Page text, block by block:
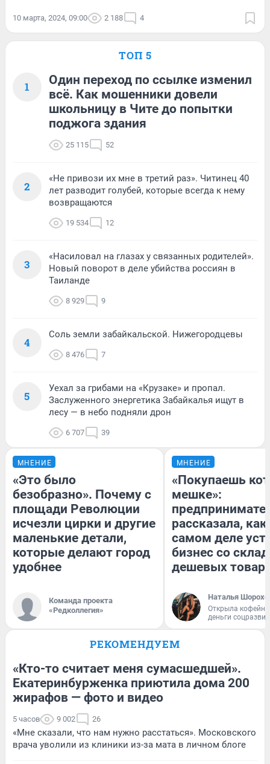
10 марта, 2024, 09:00 2 188 4
ТОП 5
1
Один переход по ссылке изменил
всё. Как мошенники довели
школьницу в Чите до попытки
поджога здания
25 115 52
2
«Не привози их мне в третий раз». Читинец 40
лет разводит голубей, которые всегда к нему
возвращаются
19 534 12
3
«Насиловал на глазах у связанных родителей».
Новый поворот в деле убийства россиян в
Таиланде
8 929 9
4
Соль земли забайкальской. Нижегородцевы
8 476 7
5
Уехал за грибами на «Крузаке» и пропал.
Заслуженного энергетика Забайкалья ищут в
лесу — в небо подняли дрон
6 707 39
МНЕНИЕ
«Это было
безобразно». Почему с
площади Революции
исчезли цирки и другие
маленькие детали,
которые делают город
удобнее
Команда проекта
«Редколлегия»
МНЕНИЕ
«Покупаешь
мешке»:
рассказала, как
самом деле
бизнес со
дешевых
Наталья
Открыла
деньги
РЕКОМЕНДУЕМ
«Кто-то считает меня сумасшедшей».
Екатеринбурженка приютила дома 200
жирафов — фото и видео
5 часов 9 002 26
«Мне сказали, что нам нужно расстаться». Московского
врача уволили из клиники из-за мата в личном блоге